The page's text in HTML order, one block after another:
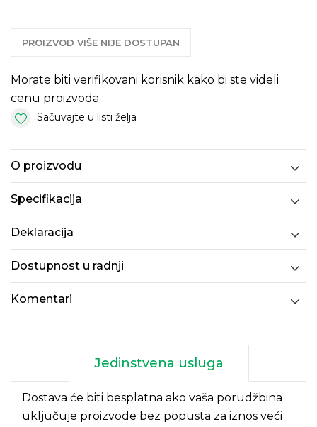
PROIZVOD VIŠE NIJE DOSTUPAN
Morate biti verifikovani korisnik kako bi ste videli
cenu proizvoda
Sačuvajte u listi želja
O proizvodu
Specifikacija
Deklaracija
Dostupnost u radnji
Komentari
Jedinstvena usluga
Dostava će biti besplatna ako vaša porudžbina
uključuje proizvode bez popusta za iznos veći